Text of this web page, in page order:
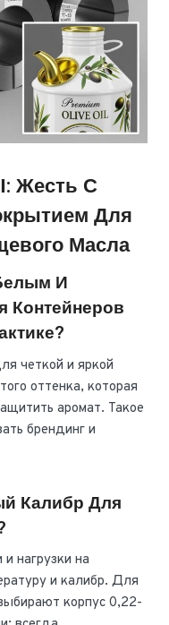
Жесть С
Для
Масла
И
Контейнеров
четкой и яркой
оттенка, которая
аромат. Такое
брендинг и
Калибр Для
нагрузки на
и калибр. Для
корпус 0,22-